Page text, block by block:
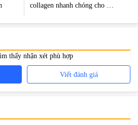
collagen nhanh chóng cho làn
thấy nhận xét phù hợp
Viết đánh giá